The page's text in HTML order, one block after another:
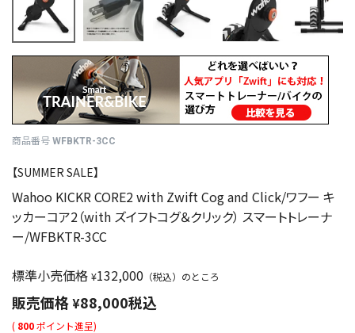
商品番号 WFBKTR-3CC
【SUMMER SALE】
Wahoo KICKR CORE2 with Zwift Cog and Click/ワフー キ
ッカーコア2（with ズイフトコグ＆クリック） スマートトレーナ
ー/WFBKTR-3CC
標準小売価格 ¥132,000 （税込）のところ
販売価格¥88,000税込
( 800ポイント進呈)